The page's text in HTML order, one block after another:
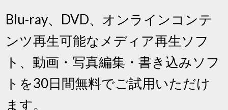
Blu-ray、DVD、オンラインコンテ
ンツ再生可能なメディア再生ソフ
ト、動画・写真編集・書き込みソフ
トを30日間無料でご試用いただけ
ます。